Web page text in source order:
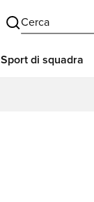
Cerca
Sport di squadra